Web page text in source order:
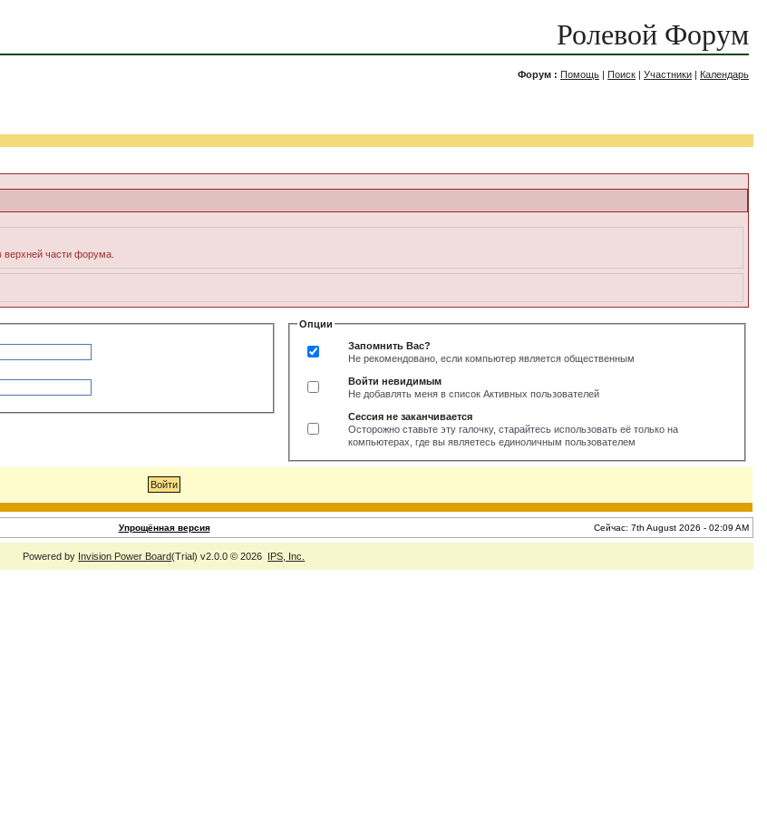
Ролевой Форум
Форум : Помощь | Поиск | Участники | Календарь
верхней части форума.
Опции
Запомнить Вас?
Не рекомендовано, если компьютер является общественным
Войти невидимым
Не добавлять меня в список Активных пользователей
Сессия не заканчивается
Осторожно ставьте эту галочку, старайтесь использовать её только на
компьютерах, где вы являетесь единоличным пользователем
Упрощённая версия Сейчас: 7th August 2026 - 02:09 AM
Powered by Invision Power Board(Trial) v2.0.0 © 2026 IPS, Inc.